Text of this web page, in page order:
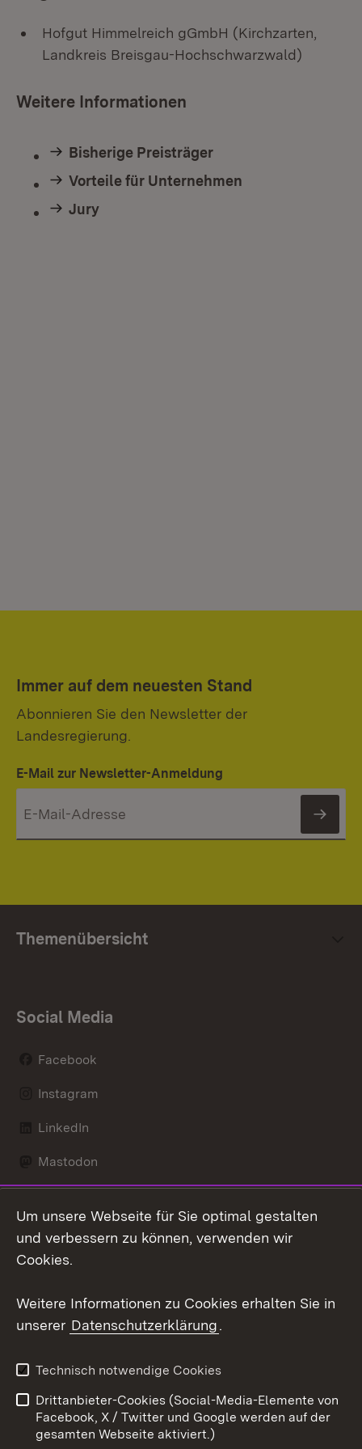
Hofgut Himmelreich gGmbH (Kirchzarten,
Landkreis Breisgau-Hochschwarzwald)
Weitere Informationen
Bisherige Preisträger
Vorteile für Unternehmen
Jury
Immer auf dem neuesten Stand
Abonnieren Sie den Newsletter der
Landesregierung.
E-Mail zur Newsletter-Anmeldung
Themenübersicht
Social Media
Facebook
Instagram
LinkedIn
Mastodon
X / Twitter
Youtube
Kontakt
Datenschutz
Barrierefreiheit
Impressum Cookies
Um unsere Webseite für Sie optimal gestalten
und verbessern zu können, verwenden wir
Cookies.
Weitere Informationen zu Cookies erhalten Sie in
unserer Datenschutzerklärung.
Technisch notwendige Cookies
Drittanbieter-Cookies (Social-Media-Elemente von
Facebook, X / Twitter und Google werden auf der
gesamten Webseite aktiviert.)